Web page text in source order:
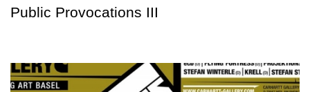
Public Provocations III